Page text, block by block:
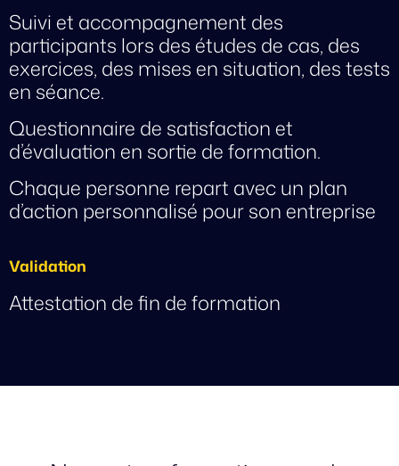
Suivi et accompagnement des
participants lors des études de cas, des
exercices, des mises en situation, des tests
en séance.
Questionnaire de satisfaction et
d’évaluation en sortie de formation.
Chaque personne repart avec un plan
d’action personnalisé pour son entreprise
Validation
Attestation de fin de formation